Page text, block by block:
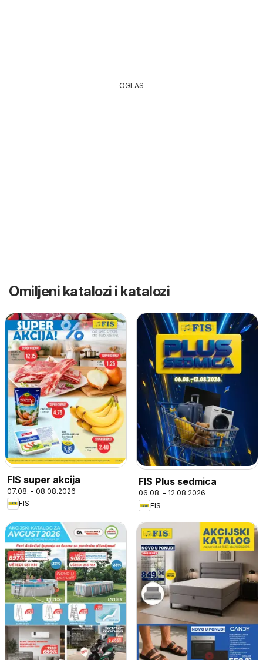
OGLAS
Omiljeni katalozi i katalozi
FIS super akcija
07.08. - 08.08.2026
FIS
FIS Plus sedmica
06.08. - 12.08.2026
FIS